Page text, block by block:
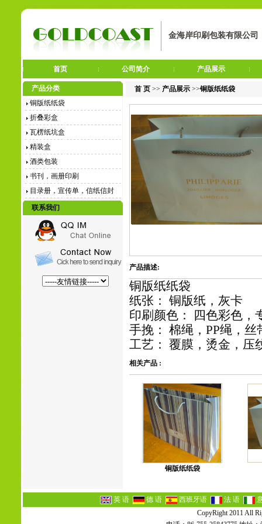
金海岸印刷包装有限公司
首页 公司简介 产品展示
产品分类
铜版纸纸袋
折叠彩盒
瓦楞纸坑盒
精装盒
酒类包装
书刊，画册印刷
目录册，宣传单，信纸信封
联系我们
首 页>> 产品展示>>铜版纸纸袋
产品描述:
铜版纸纸袋
纸张： 铜版纸，灰卡
印刷颜色： 四色彩色，
手挽： 棉绳，PP绳，
工艺： 覆膜，烫金，压
相关产品 :
铜版纸纸袋
英 语 德 语 西班牙语 法 语
CopyRight 2011 All